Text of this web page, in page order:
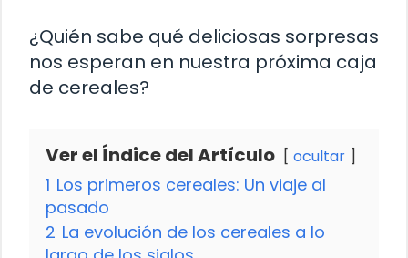
¿Quién sabe qué deliciosas sorpresas
nos esperan en nuestra próxima caja
de cereales?
Ver el Índice del Artículo ocultar
1 Los primeros cereales: Un viaje al
pasado
2 La evolución de los cereales a lo